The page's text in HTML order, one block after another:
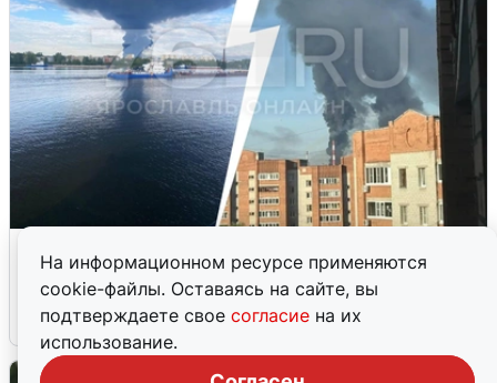
На информационном ресурсе применяются
cookie-файлы. Оставаясь на сайте, вы
подтверждаете свое согласие на их
использование.
попадания и последствия
6 августа 0